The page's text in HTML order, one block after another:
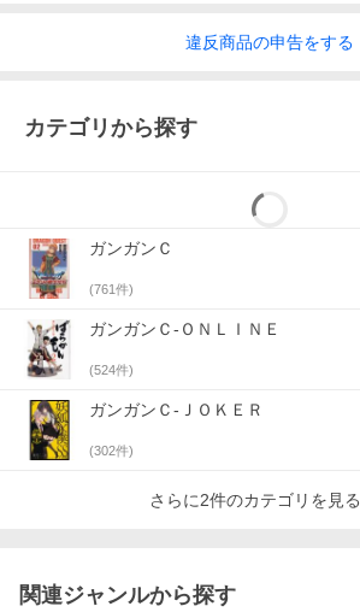
違反商品の申告をする
カテゴリから探す
ガンガンＣ
(761件)
ガンガンＣ-ＯＮＬＩＮＥ
(524件)
ガンガンＣ-ＪＯＫＥＲ
(302件)
さらに2件のカテゴリを見る
関連ジャンルから探す